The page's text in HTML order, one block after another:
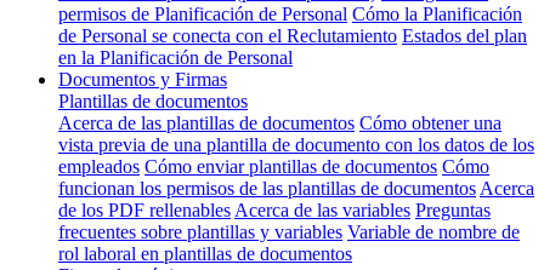
permisos de Planificación de Personal Cómo la Planificación
de Personal se conecta con el Reclutamiento Estados del plan
en la Planificación de Personal
Documentos y Firmas
Plantillas de documentos
Acerca de las plantillas de documentos Cómo obtener una
vista previa de una plantilla de documento con los datos de los
empleados Cómo enviar plantillas de documentos Cómo
funcionan los permisos de las plantillas de documentos Acerca
de los PDF rellenables Acerca de las variables Preguntas
frecuentes sobre plantillas y variables Variable de nombre de
rol laboral en plantillas de documentos